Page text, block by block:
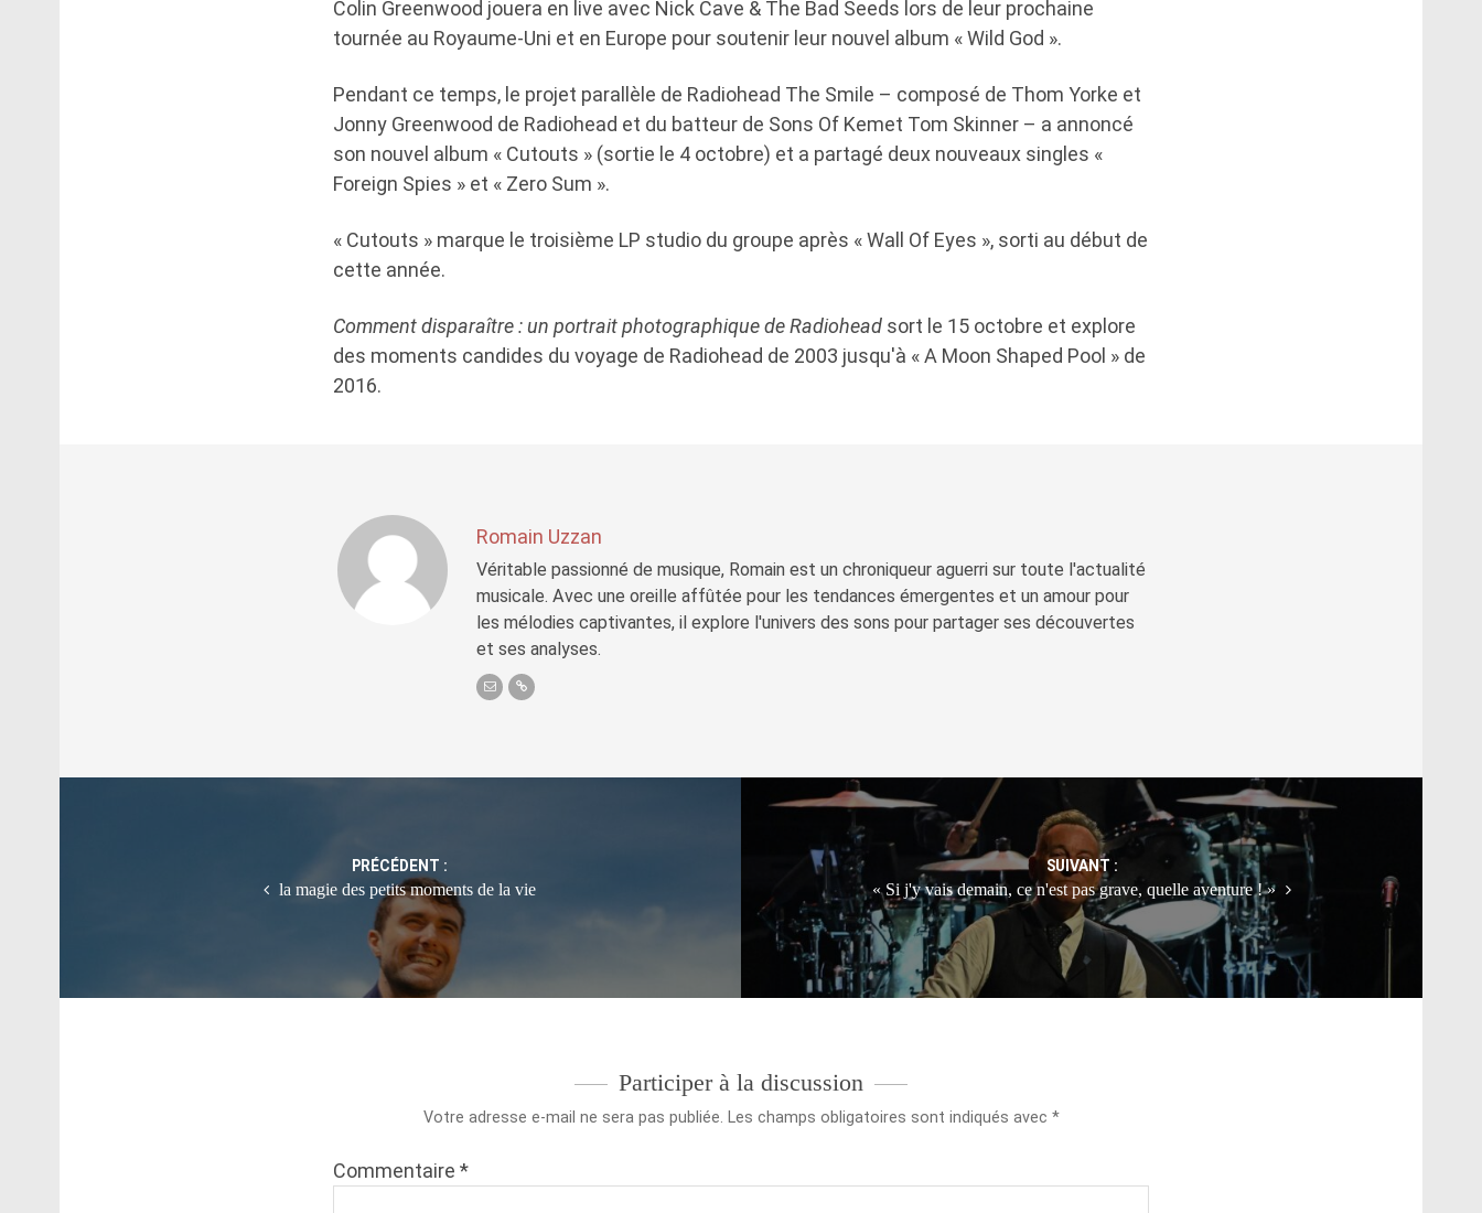
Colin Greenwood jouera en live avec Nick Cave & The Bad Seeds lors de leur prochaine
tournée au Royaume-Uni et en Europe pour soutenir leur nouvel album « Wild God ».
Pendant ce temps, le projet parallèle de Radiohead The Smile – composé de Thom Yorke et
Jonny Greenwood de Radiohead et du batteur de Sons Of Kemet Tom Skinner – a annoncé
son nouvel album « Cutouts » (sortie le 4 octobre) et a partagé deux nouveaux singles «
Foreign Spies » et « Zero Sum ».
« Cutouts » marque le troisième LP studio du groupe après « Wall Of Eyes », sorti au début de
cette année.
Comment disparaître : un portrait photographique de Radiohead sort le 15 octobre et explore
des moments candides du voyage de Radiohead de 2003 jusqu'à « A Moon Shaped Pool » de
2016.
Romain Uzzan
Véritable passionné de musique, Romain est un chroniqueur aguerri sur toute l'actualité
musicale. Avec une oreille affûtée pour les tendances émergentes et un amour pour
les mélodies captivantes, il explore l'univers des sons pour partager ses découvertes
et ses analyses.
PRÉCÉDENT :
la magie des petits moments de la vie
SUIVANT :
« Si j'y vais demain, ce n'est pas grave, quelle aventure ! »
Participer à la discussion
Votre adresse e-mail ne sera pas publiée. Les champs obligatoires sont indiqués avec *
Commentaire *